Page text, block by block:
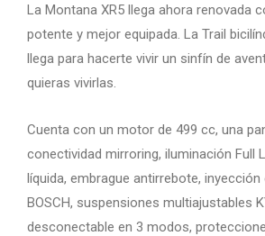
La Montana XR5 llega ahora renovada
potente y mejor equipada. La Trail
llega para hacerte vivir un sinfín de
quieras vivirlas.
Cuenta con un motor de 499 cc, una
conectividad mirroring, iluminación Full
líquida, embrague antirrebote,
BOSCH, suspensiones multiajustables
desconectable en 3 modos,